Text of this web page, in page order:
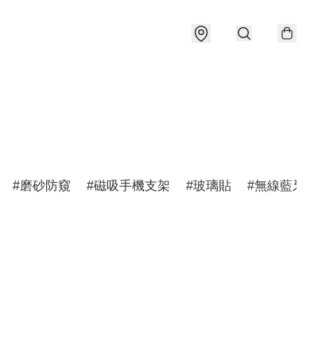
磨砂防窺 磁吸手機支架 玻璃貼 無線藍牙耳